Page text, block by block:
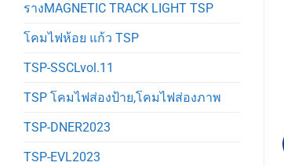
รางMAGNETIC TRACK LIGHT TSP
โคมไฟห้อย แก้ว TSP
TSP-SSCLvol.11
TSP โคมไฟส่องป้าย,โคมไฟส่องภาพ
TSP-DNER2023
TSP-EVL2023